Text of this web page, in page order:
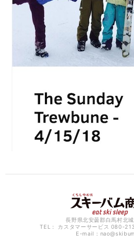
長野県北安曇郡白馬村北
TEL： カスタマーサービス 080-
E-mail：